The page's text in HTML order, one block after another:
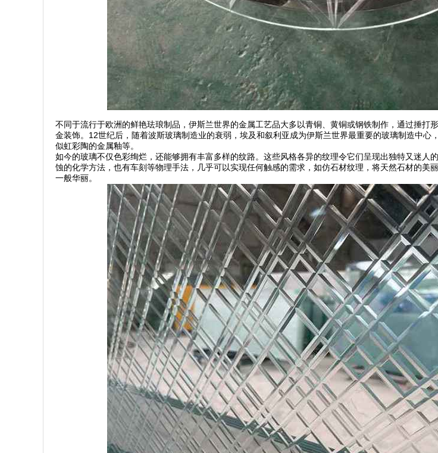
不同于流行于欧洲的鲜艳珐琅制品，伊斯兰世界的金属工艺品大多以青铜、黄铜或钢铁制作，通过捶打
金装饰。12世纪后，随着波斯玻璃制造业的衰弱，埃及和叙利亚成为伊斯兰世界最重要的玻璃制造中心
似虹彩陶的金属釉等。
如今的玻璃不仅色彩绚烂，还能够拥有丰富多样的纹路。这些风格各异的纹理令它们呈现出独特又迷人
蚀的化学方法，也有车刻等物理手法，几乎可以实现任何触感的需求，如仿石材纹理，将天然石材的美
一般华丽。